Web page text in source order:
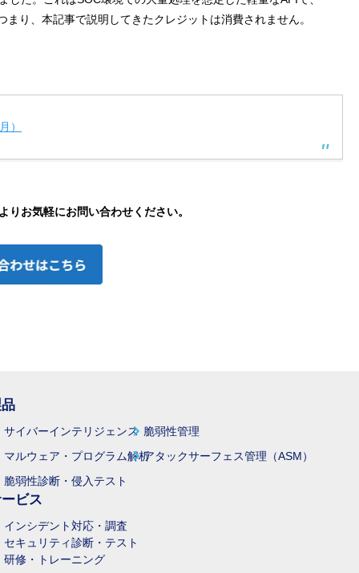
まり、本記事で説明してきたクレジットは消費されません。
）
お気軽にお問い合わせください。
サイバーインテリジェンス
マルウェア・プログラム解析
脆弱性診断・侵入テスト
脆弱性管理
アタックサーフェス管理（ASM）
ビス
インシデント対応・調査
セキュリティ診断・テスト
研修・トレーニング